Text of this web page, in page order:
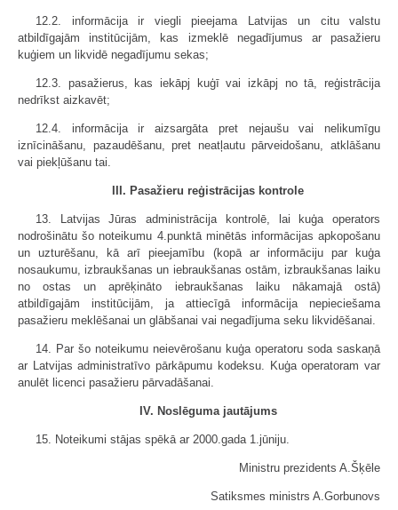
12.2. informācija ir viegli pieejama Latvijas un citu valstu
atbildīgajām institūcijām, kas izmeklē negadījumus ar pasažieru
kuģiem un likvidē negadījumu sekas;
12.3. pasažierus, kas iekāpj kuģī vai izkāpj no tā, reģistrācija
nedrīkst aizkavēt;
12.4. informācija ir aizsargāta pret nejaušu vai nelikumīgu
iznīcināšanu, pazaudēšanu, pret neatļautu pārveidošanu, atklāšanu
vai piekļūšanu tai.
III. Pasažieru reģistrācijas kontrole
13. Latvijas Jūras administrācija kontrolē, lai kuģa operators
nodrošinātu šo noteikumu 4.punktā minētās informācijas apkopošanu
un uzturēšanu, kā arī pieejamību (kopā ar informāciju par kuģa
nosaukumu, izbraukšanas un iebraukšanas ostām, izbraukšanas laiku
no ostas un aprēķināto iebraukšanas laiku nākamajā ostā)
atbildīgajām institūcijām, ja attiecīgā informācija nepieciešama
pasažieru meklēšanai un glābšanai vai negadījuma seku likvidēšanai.
14. Par šo noteikumu neievērošanu kuģa operatoru soda saskaņā
ar Latvijas administratīvo pārkāpumu kodeksu. Kuģa operatoram var
anulēt licenci pasažieru pārvadāšanai.
IV. Noslēguma jautājums
15. Noteikumi stājas spēkā ar 2000.gada 1.jūniju.
Ministru prezidents A.Šķēle
Satiksmes ministrs A.Gorbunovs